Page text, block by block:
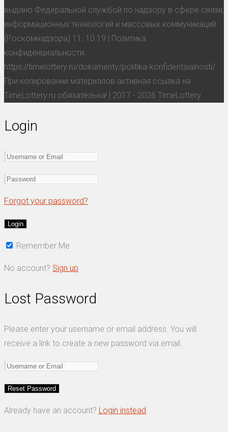
выдано Федеральной службой по надзору в сфере связи,
информационных технологий и массовых коммуникаций
(Роскомнадзора) 11. 10.19 | Политика
конфиденциальности:
https://timelottery.ru/dokumenty/politika-konfidentsialnosti/
При копировании материалов активная ссылка на
TimeLottery.ru обязательна! | 2017 - 2026 TimeLottery
Login
Forgot your password?
Remember Me
No account? Sign up
Lost Password
Please enter your username or email address. You will
receive a link to create a new password via email.
Already have an account? Login instead